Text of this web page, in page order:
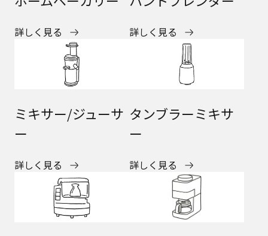
詳しく見る 詳しく見る
ミキサー/ジューサ
ー
詳しく見る
タンブラーミキサ
ー
詳しく見る